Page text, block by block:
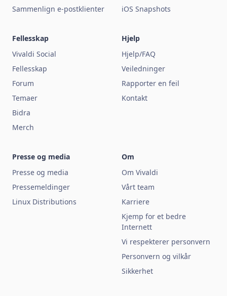
Sammenlign e-postklienter
iOS Snapshots
Fellesskap
Vivaldi Social
Fellesskap
Forum
Temaer
Bidra
Merch
Hjelp
Hjelp/FAQ
Veiledninger
Rapporter en feil
Kontakt
Presse og media
Presse og media
Pressemeldinger
Linux Distributions
Om
Om Vivaldi
Vårt team
Karriere
Kjemp for et bedre
Internett
Vi respekterer personvern
Personvern og vilkår
Sikkerhet